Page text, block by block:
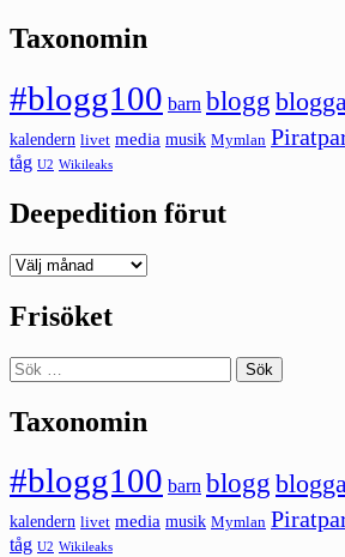
Taxonomin
#blogg100 barn blogg
kalendern livet media musik Mymlan
tåg U2 Wikileaks
Deepedition förut
Deepedition
Frisöket
Sök
efter:
Taxonomin
#blogg100 barn blogg
kalendern livet media musik Mymlan
tåg U2 Wikileaks